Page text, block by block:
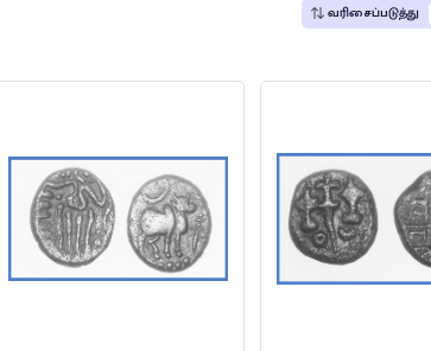
வரிசைப்படுத்து